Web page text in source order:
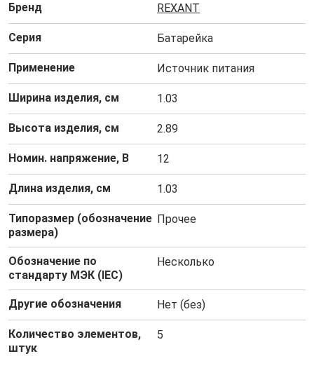
Бренд REXANT
Серия Батарейка
Применение Источник питания
Ширина изделия, см 1.03
Высота изделия, см 2.89
Номин. напряжение, В 12
Длина изделия, см 1.03
Типоразмер (обозначение
размера)
Прочее
Обозначение по
стандарту МЭК (IEC)
Несколько
Другие обозначения Нет (без)
Количество элементов,
штук
5